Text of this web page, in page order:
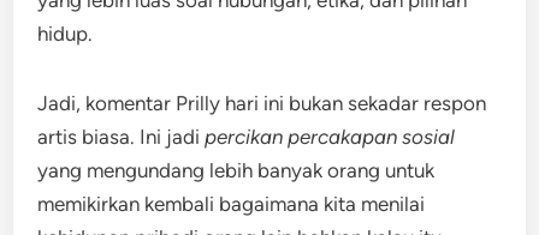
hidup.
Jadi, komentar Prilly hari ini bukan sekadar respon
artis biasa. Ini jadipercikan percakapan sosial
yang mengundang lebih banyak orang untuk
memikirkan kembali bagaimana kita menilai